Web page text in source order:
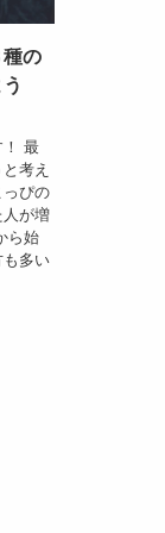
種の
！ 最
考え
っぴの
人が増
ら始
も多い